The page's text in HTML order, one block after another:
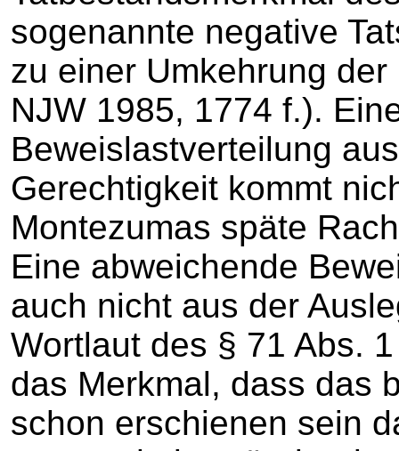
sogenannte negative
zu einer Umkehrung
NJW 1985, 1774 f.).
Beweislastverteilung
Gerechtigkeit kommt
Montezumas späte
Eine abweichende
auch nicht aus der
Wortlaut des § 71 Abs.
das Merkmal, dass das
schon erschienen sein